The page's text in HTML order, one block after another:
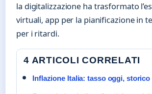
la digitalizzazione ha trasformato
virtuali, app per la pianificazione in
per i ritardi.
4 ARTICOLI CORRELATI
Inflazione Italia: tasso oggi, storico